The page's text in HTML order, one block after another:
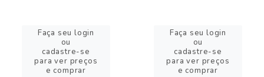
Faça seu login
ou
cadastre-se
para ver preços
e comprar
Faça seu login
ou
cadastre-se
para ver preços
e comprar